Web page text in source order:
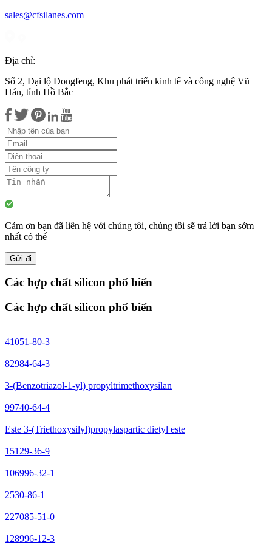
sales@cfsilanes.com
Địa chỉ:
Số 2, Đại lộ Dongfeng, Khu phát triển kinh tế và công nghệ Vũ
Hán, tỉnh Hồ Bắc
Cảm ơn bạn đã liên hệ với chúng tôi, chúng tôi sẽ trả lời bạn sớm
nhất có thể
Gửi đi
Các hợp chất silicon phổ biến
Các hợp chất silicon phổ biến
41051-80-3
82984-64-3
3-(Benzotriazol-1-yl) propyltrimethoxysilan
99740-64-4
Este 3-(Triethoxysilyl)propylaspartic dietyl este
15129-36-9
106996-32-1
2530-86-1
227085-51-0
128996-12-3